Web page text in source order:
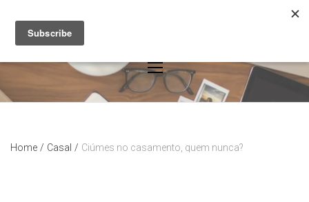
content
Home / Casal / Ciúmes no casamento, quem nunca?